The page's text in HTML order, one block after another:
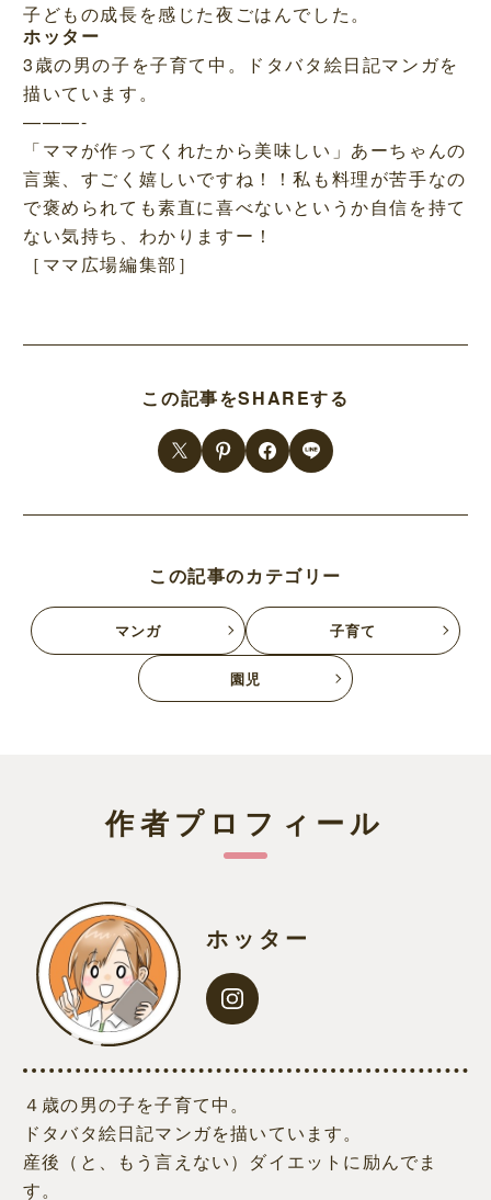
子どもの成長を感じた夜ごはんでした。
ホッター
3歳の男の子を子育て中。ドタバタ絵日記マンガを
描いています。
———-
「ママが作ってくれたから美味しい」あーちゃんの
言葉、すごく嬉しいですね！！私も料理が苦手なの
で褒められても素直に喜べないというか自信を持て
ない気持ち、わかりますー！
［ママ広場編集部］
この記事をSHAREする
この記事のカテゴリー
マンガ 子育て
園児
作者プロフィール
ホッター
４歳の男の子を子育て中。
ドタバタ絵日記マンガを描いています。
産後（と、もう言えない）ダイエットに励んでま
す。